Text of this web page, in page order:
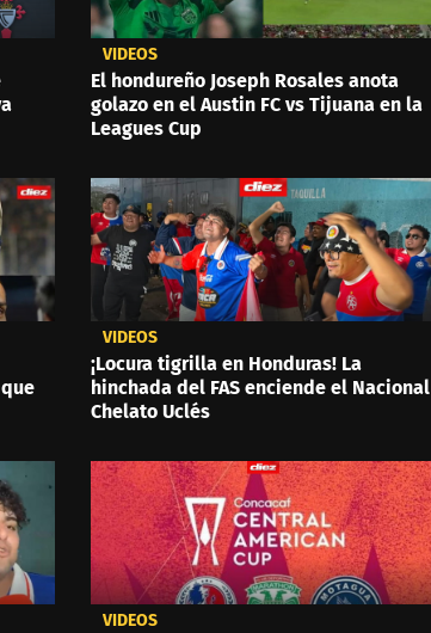
VIDEOS
El hondureño Joseph Rosales anota
golazo en el Austin FC vs Tijuana en la
Leagues Cup
VIDEOS
¡Locura tigrilla en Honduras! La
hinchada del FAS enciende el Nacional
Chelato Uclés
VIDEOS